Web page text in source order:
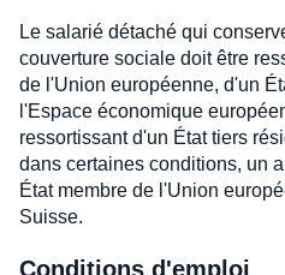
Le salarié détaché qui
couverture sociale doit être
de l'Union européenne, d'un
l'Espace économique
ressortissant d'un État tiers
dans certaines conditions, un
État membre de l'Union
Suisse.
Conditions d'emploi